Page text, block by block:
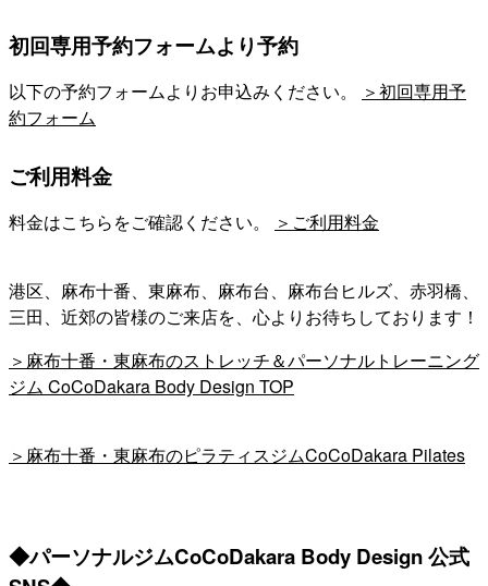
初回専用予約フォームより予約
以下の予約フォームよりお申込みください。
＞初回専用予
約フォーム
ご利用料金
料金はこちらをご確認ください。 ＞ご利用料金
港区、麻布十番、東麻布、麻布台、麻布台ヒルズ、赤羽橋、
三田、近郊の皆様のご来店を、心よりお待ちしております！
＞麻布十番・東麻布のストレッチ＆パーソナルトレーニング
ジム CoCoDakara Body Design TOP
＞麻布十番・東麻布のピラティスジムCoCoDakara Pilates
◆パーソナルジムCoCoDakara Body Design 公式